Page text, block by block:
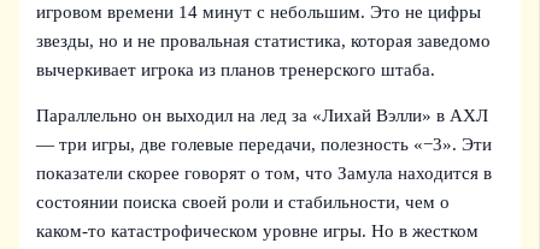
игровом времени 14 минут с небольшим. Это не цифры
звезды, но и не провальная статистика, которая заведомо
вычеркивает игрока из планов тренерского штаба.
Параллельно он выходил на лед за «Лихай Вэлли» в АХЛ
— три игры, две голевые передачи, полезность «−3». Эти
показатели скорее говорят о том, что Замула находится в
состоянии поиска своей роли и стабильности, чем о
каком-то катастрофическом уровне игры. Но в жестком